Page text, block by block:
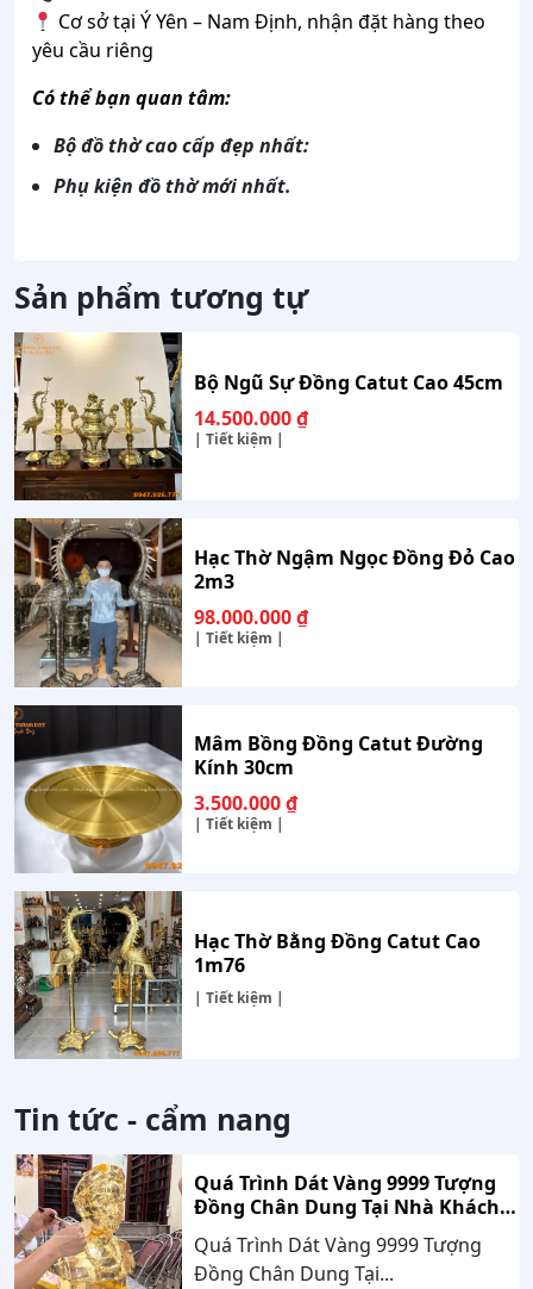
Cơ sở tại Ý Yên – Nam Định, nhận đặt hàng theo
yêu cầu riêng
Có thể bạn quan tâm:
Bộ đồthờ cao cấp đẹp nhất:
Phụ kiện đồ thờ mới nhất.
Sản phẩm tương tự
Bộ Ngũ Sự Đồng Catut Cao 45cm
14.500.000₫
| Tiết kiệm |
Hạc Thờ Ngậm Ngọc Đồng Đỏ Cao
2m3
98.000.000₫
| Tiết kiệm |
Mâm Bồng Đồng Catut Đường
Kính 30cm
3.500.000₫
| Tiết kiệm |
Hạc Thờ Bằng Đồng Catut Cao
1m76
| Tiết kiệm |
Tin tức - cẩm nang
Quá Trình Dát Vàng 9999 Tượng
Đồng Chân Dung Tại Nhà Khách
Hàng Nghệ An
Quá Trình Dát Vàng 9999 Tượng
Đồng Chân Dung Tại...